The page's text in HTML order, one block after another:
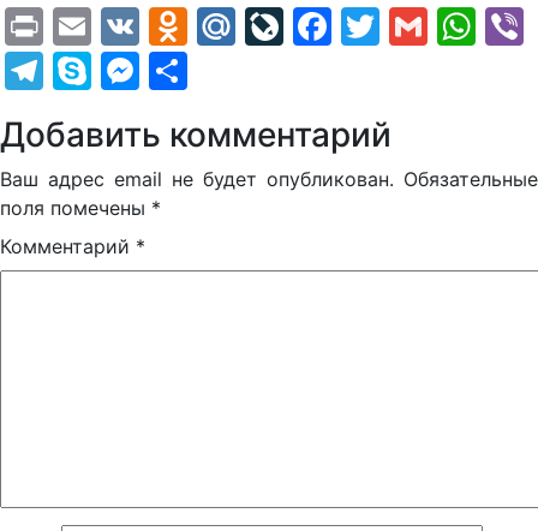
PrintEmail
VK Odnoklassniki
Mail.Ru
LiveJournal
Facebook
Twitter
Gmail
Telegram
SkypeMessenger
Добавить комментарий
Ваш адрес email не будет опубликован. Обязательные
поля помечены *
Комментарий *